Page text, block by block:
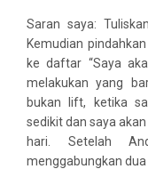
Saran saya:
Kemudian
ke daftar “Saya
melakukan yang
bukan lift, ketika
sedikit dan saya
hari. Setelah
menggabungkan dua